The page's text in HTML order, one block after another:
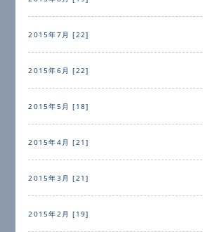
2015年7月 [22]
2015年6月 [22]
2015年5月 [18]
2015年4月 [21]
2015年3月 [21]
2015年2月 [19]